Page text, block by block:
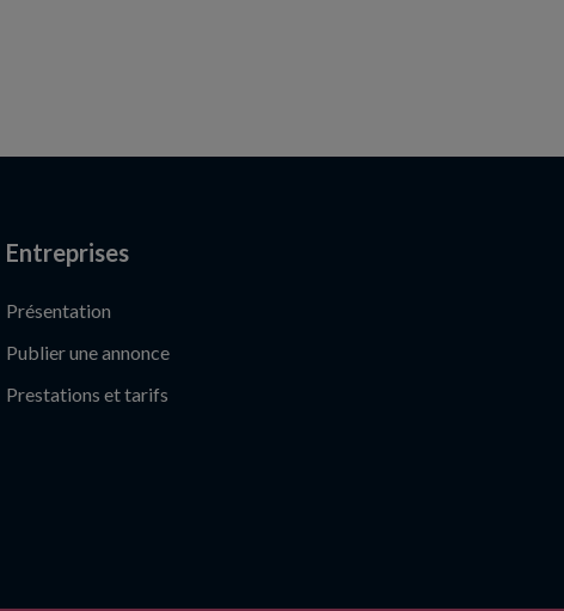
Entreprises
Présentation
Publier une annonce
Prestations et tarifs